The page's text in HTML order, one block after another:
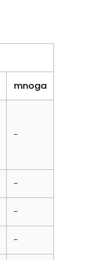
mnoga
-
-
-
-